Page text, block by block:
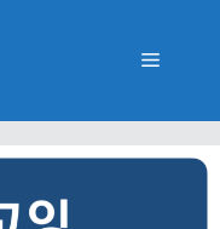
Menu